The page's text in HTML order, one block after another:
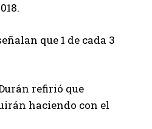
que 1 de cada 3
refirió que
haciendo con el